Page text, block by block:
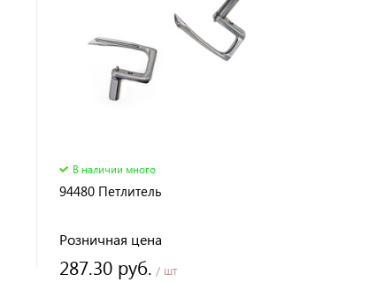
В наличии много
94480 Петлитель
Розничная цена
287.30 руб. / шт